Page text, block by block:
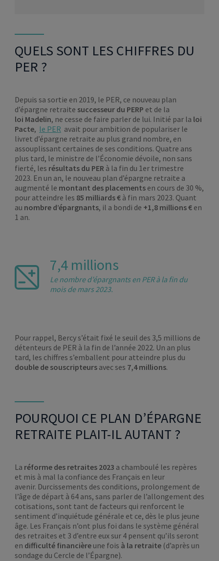
QUELS SONT LES CHIFFRES DU
PER ?
Depuis sa sortie en 2019, le PER, ce nouveau plan
d’épargne retraite successeur du PERP et de la
loi Madelin, ne cesse de faire parler de lui. Initié par la loi
Pacte, le PER avait pour ambition de populariser le
livret d’épargne retraite au plus grand nombre, en
assouplissant certaines de ses conditions. Quatre ans
plus tard, le ministre de l’Économie dévoile, non sans
fierté, les résultats du PER à la fin du 1er trimestre
2023. En un an, le nouveau plan d’épargne retraite a
augmenté le montant des placements en cours de 30 %,
pour atteindre les 85 milliards € à fin mars 2023. Quant
au nombre d’épargnants, il a bondi de +1,8 millions € en
1 an.
7,4 millions
Le nombre d’épargnants en PER à la fin du
mois de mars 2023.
Pour rappel, Bercy s’était fixé le seuil des 3,5 millions de
détenteurs de PER à la fin de l’année 2022. Un an plus
tard, les chiffres s’emballent pour atteindre plus du
double de souscripteurs avec ses 7,4 millions.
POURQUOI CE PLAN D’ÉPARGNE
RETRAITE PLAIT-IL AUTANT ?
La réforme des retraites 2023 a chamboulé les repères
et mis à mal la confiance des Français en leur
avenir. Durcissements des conditions, prolongement de
l’âge de départ à 64 ans, sans parler de l’allongement des
cotisations, sont tant de facteurs qui renforcent le
sentiment d’inquiétude générale et ce, dès le plus jeune
âge. Les Français n’ont plus foi dans le système général
des retraites et 3 d’entre eux sur 4 pensent qu’ils seront
en difficulté financière une fois à la retraite (d’après un
sondage du Cercle de l’Épargne).